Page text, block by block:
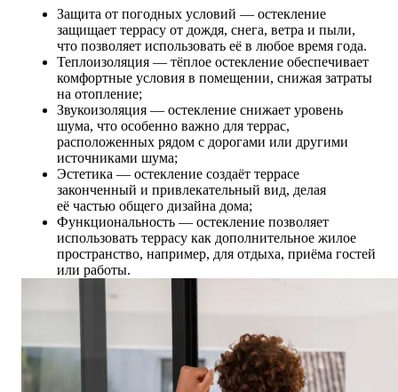
Защита от погодных условий — остекление
защищает террасу от дождя, снега, ветра и пыли,
что позволяет использовать её в любое время года.
Теплоизоляция — тёплое остекление обеспечивает
комфортные условия в помещении, снижая затраты
на отопление;
Звукоизоляция — остекление снижает уровень
шума, что особенно важно для террас,
расположенных рядом с дорогами или другими
источниками шума;
Эстетика — остекление создаёт террасе
законченный и привлекательный вид, делая
её частью общего дизайна дома;
Функциональность — остекление позволяет
использовать террасу как дополнительное жилое
пространство, например, для отдыха, приёма гостей
или работы.